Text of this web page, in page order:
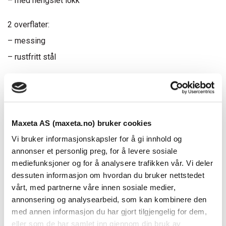
Maxeta AS (maxeta.no) bruker cookies
Vi bruker informasjonskapsler for å gi innhold og
annonser et personlig preg, for å levere sosiale
mediefunksjoner og for å analysere trafikken vår. Vi deler
dessuten informasjon om hvordan du bruker nettstedet
vårt, med partnerne våre innen sosiale medier,
annonsering og analysearbeid, som kan kombinere den
med annen informasjon du har gjort tilgjengelig for dem,
eller som de har samlet inn gjennom din bruk av
2 overflater:
– messing
– rustfritt stål
Rammen er for Mosaic 45mm-uttak.
Dokumenter
FDV Dokumentasjon
Produktark